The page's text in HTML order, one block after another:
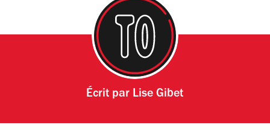
Écrit par Lise Gibet